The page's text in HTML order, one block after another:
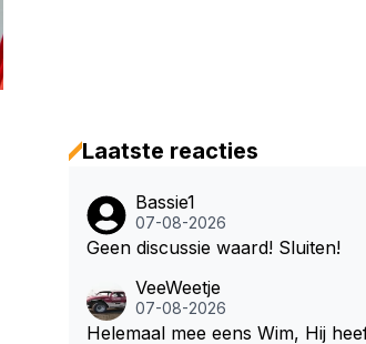
Laatste reacties
Bassie1
07-08-2026
Geen discussie waard! Sluiten!
VeeWeetje
07-08-2026
Helemaal mee eens Wim, Hij heeft net als Olav Mol soms